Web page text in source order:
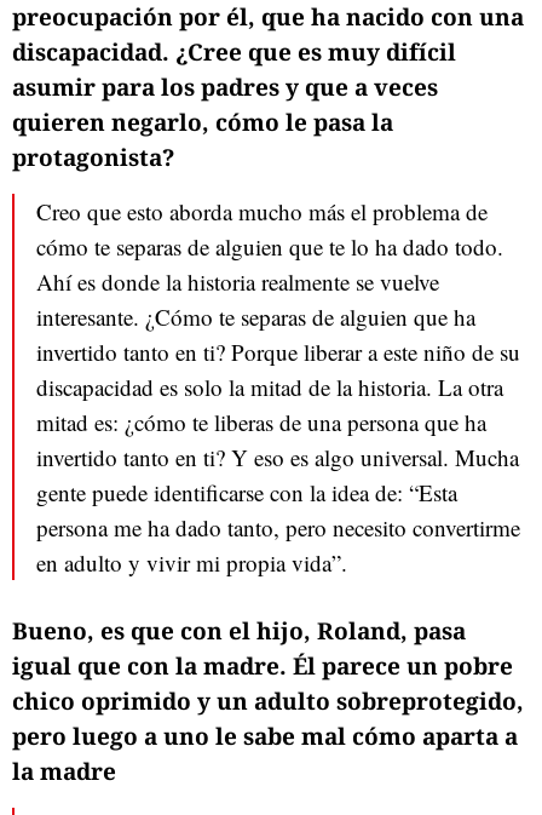
preocupación por él, que ha nacido con una
discapacidad. ¿Cree que es muy difícil
asumir para los padres y que a veces
quieren negarlo, cómo le pasa la
protagonista?
Creo que esto aborda mucho más el problema de
cómo te separas de alguien que te lo ha dado todo.
Ahí es donde la historia realmente se vuelve
interesante. ¿Cómo te separas de alguien que ha
invertido tanto en ti? Porque liberar a este niño de su
discapacidad es solo la mitad de la historia. La otra
mitad es: ¿cómo te liberas de una persona que ha
invertido tanto en ti? Y eso es algo universal. Mucha
gente puede identificarse con la idea de: “Esta
persona me ha dado tanto, pero necesito convertirme
en adulto y vivir mi propia vida”.
Bueno, es que con el hijo, Roland, pasa
igual que con la madre. Él parece un pobre
chico oprimido y un adulto sobreprotegido,
pero luego a uno le sabe mal cómo aparta a
la madre